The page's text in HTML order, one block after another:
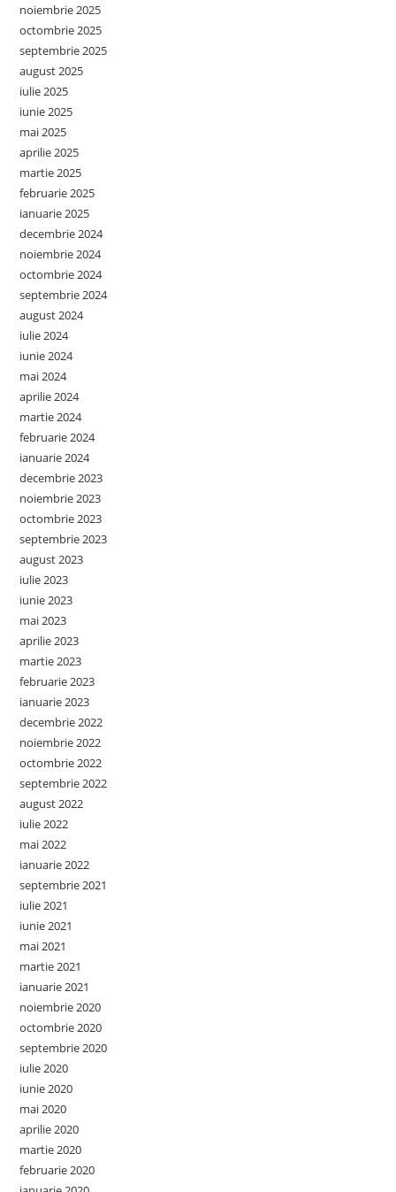
noiembrie 2025
octombrie 2025
septembrie 2025
august 2025
iulie 2025
iunie 2025
mai 2025
aprilie 2025
martie 2025
februarie 2025
ianuarie 2025
decembrie 2024
noiembrie 2024
octombrie 2024
septembrie 2024
august 2024
iulie 2024
iunie 2024
mai 2024
aprilie 2024
martie 2024
februarie 2024
ianuarie 2024
decembrie 2023
noiembrie 2023
octombrie 2023
septembrie 2023
august 2023
iulie 2023
iunie 2023
mai 2023
aprilie 2023
martie 2023
februarie 2023
ianuarie 2023
decembrie 2022
noiembrie 2022
octombrie 2022
septembrie 2022
august 2022
iulie 2022
mai 2022
ianuarie 2022
septembrie 2021
iulie 2021
iunie 2021
mai 2021
martie 2021
ianuarie 2021
noiembrie 2020
octombrie 2020
septembrie 2020
iulie 2020
iunie 2020
mai 2020
aprilie 2020
martie 2020
februarie 2020